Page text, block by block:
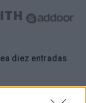
diez entradas